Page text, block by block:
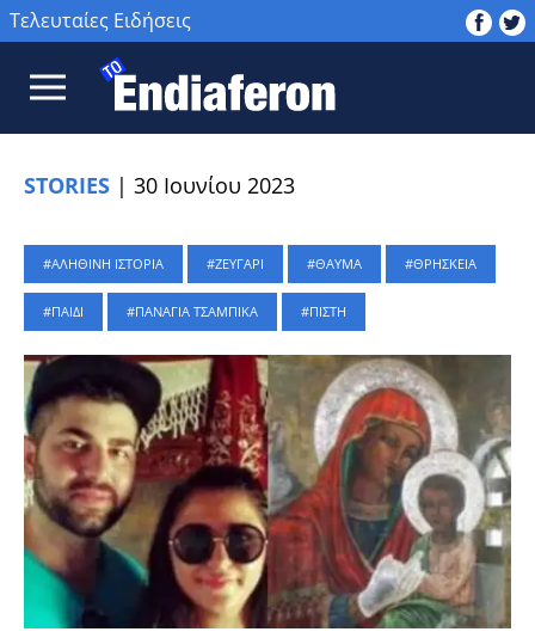
Τελευταίες Ειδήσεις
STORIES | 30 Ιουνίου 2023
ΑΛΗΘΙΝΗ ΙΣΤΟΡΙΑ ΖΕΥΓΑΡΙ ΘΑΥΜΑ ΘΡΗΣΚΕΙΑ
ΠΑΙΔΙ ΠΑΝΑΓΙΑ ΤΣΑΜΠΙΚΑ ΠΙΣΤΗ